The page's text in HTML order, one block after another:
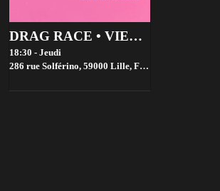
DRAG RACE • VIEWING PARTIES • GRATUIT
18:30 - Jeudi
286 rue Solférino, 59000 Lille, France,